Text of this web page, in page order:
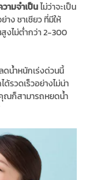
ามจำเป็นไม่ว่าจะเป็น
าง ชาเชียว ที่มีให้
งไม่ต่ำกว่า 2-300
น้ำหนักเร่งด่วนนี้
รวดเร็วอย่างไม่น่า
คุณก็สามารถหยดน้ำ